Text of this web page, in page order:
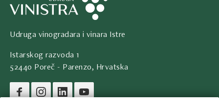
Udruga vinogradara i vinara Istre
Istarskog razvoda 1
52440 Poreč - Parenzo, Hrvatska